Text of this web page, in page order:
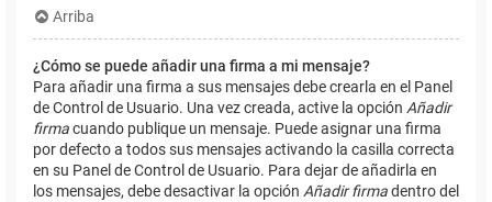
Arriba
¿Cómo se puede añadir una firma a mi mensaje?
Para añadir una firma a sus mensajes debe crearla en el Panel
de Control de Usuario. Una vez creada, active la opción Añadir
firmacuando publique un mensaje. Puede asignar una firma
por defecto a todos sus mensajes activando la casilla correcta
en su Panel de Control de Usuario. Para dejar de añadirla en
los mensajes, debe desactivar la opción Añadir firmadentro del